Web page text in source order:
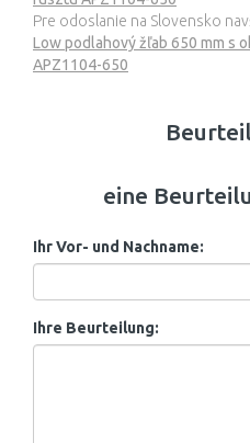
Pre odoslanie na Slovensko
Low podlahový žľab 650 mm s
APZ1104-650
eine
Ihr Vor- und Nachname:
Ihre Beurteilung: